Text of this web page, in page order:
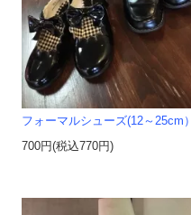
フォーマルシューズ(12～25cm）
700円(税込770円)